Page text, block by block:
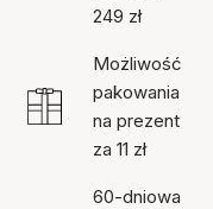
249 zł
Możliwość
pakowania
na prezent
za 11 zł
60-dniowa